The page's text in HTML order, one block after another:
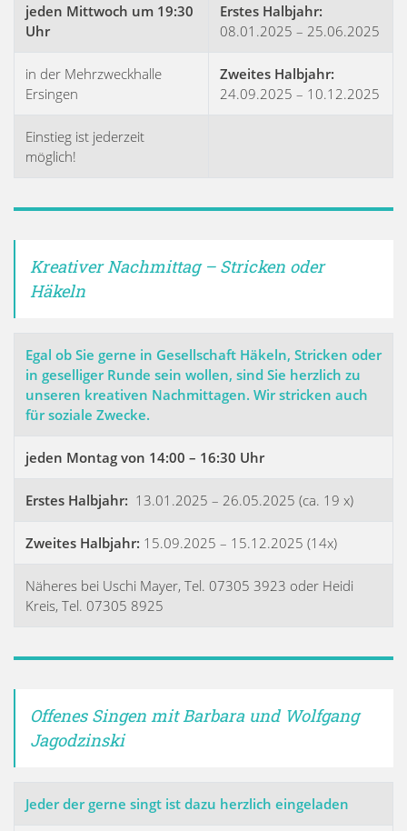
jeden Mittwoch um 19:30
Uhr
Erstes Halbjahr:
08.01.2025 – 25.06.2025
in der Mehrzweckhalle
Ersingen
Zweites Halbjahr:
24.09.2025 – 10.12.2025
Einstieg ist jederzeit
möglich!
Kreativer Nachmittag – Stricken oder
Häkeln
Egal ob Sie gerne in Gesellschaft Häkeln, Stricken oder
in geselliger Runde sein wollen, sind Sie herzlich zu
unseren kreativen Nachmittagen. Wir stricken auch
für soziale Zwecke.
jeden Montag von 14:00 – 16:30 Uhr
Erstes Halbjahr: 13.01.2025 – 26.05.2025 (ca. 19 x)
Zweites Halbjahr: 15.09.2025 – 15.12.2025 (14x)
Näheres bei Uschi Mayer, Tel. 07305 3923 oder Heidi
Kreis, Tel. 07305 8925
Offenes Singen mit Barbara und Wolfgang
Jagodzinski
Jeder der gerne singt ist dazu herzlich eingeladen